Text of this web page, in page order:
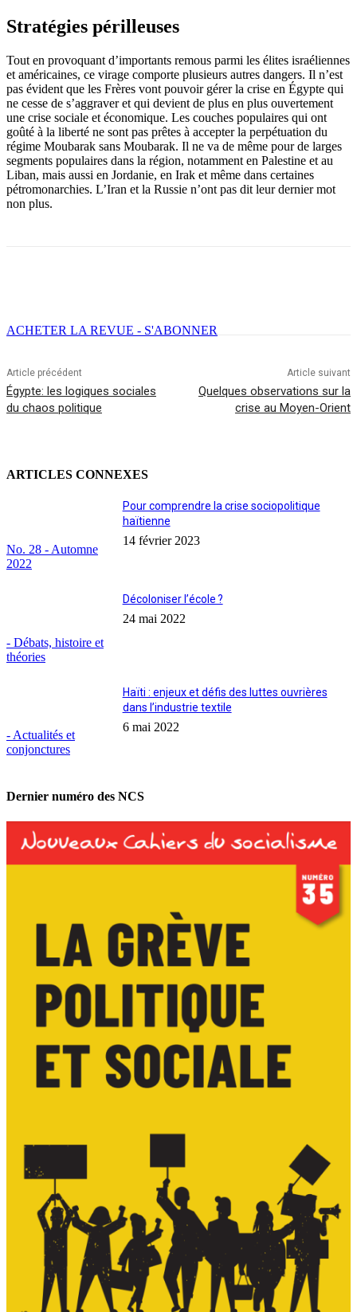
Stratégies périlleuses
Tout en provoquant d’importants remous parmi les élites israéliennes
et américaines, ce virage comporte plusieurs autres dangers. Il n’est
pas évident que les Frères vont pouvoir gérer la crise en Égypte qui
ne cesse de s’aggraver et qui devient de plus en plus ouvertement
une crise sociale et économique. Les couches populaires qui ont
goûté à la liberté ne sont pas prêtes à accepter la perpétuation du
régime Moubarak sans Moubarak. Il ne va de même pour de larges
segments populaires dans la région, notamment en Palestine et au
Liban, mais aussi en Jordanie, en Irak et même dans certaines
pétromonarchies. L’Iran et la Russie n’ont pas dit leur dernier mot
non plus.
ACHETER LA REVUE - S'ABONNER
Article précédent
Égypte: les logiques sociales
du chaos politique
Article suivant
Quelques observations sur la
crise au Moyen-Orient
ARTICLES CONNEXES
No. 28 - Automne
2022
Pour comprendre la crise sociopolitique
haïtienne
14 février 2023
- Débats, histoire et
théories
Décoloniser l’école ?
24 mai 2022
- Actualités et
conjonctures
Haïti : enjeux et défis des luttes ouvrières
dans l’industrie textile
6 mai 2022
Dernier numéro des NCS